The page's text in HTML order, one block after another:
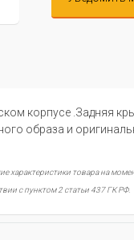
корпусе .Задняя
образа и
характеристики товара на
с пунктом 2 статьи 437 ГК РФ.